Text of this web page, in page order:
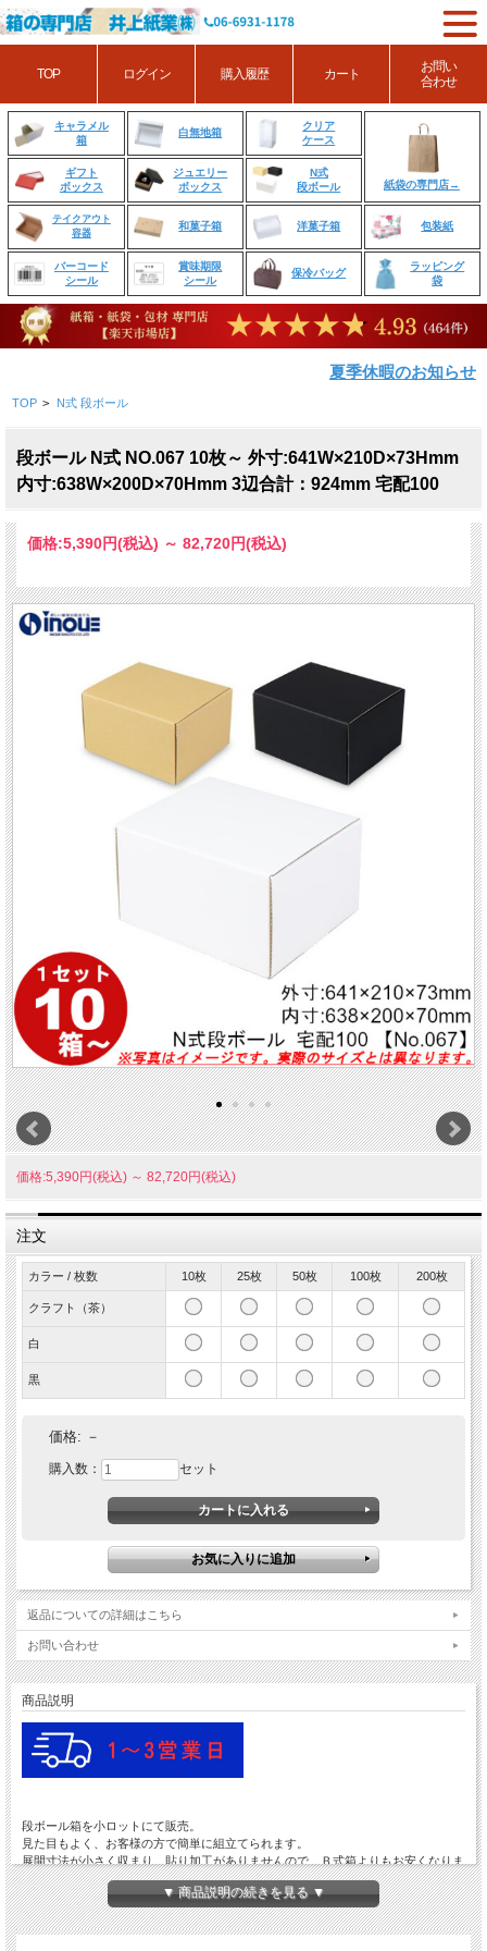
キャラメル
箱
白無地箱
クリア
ケース
紙袋の専門店→
ギフト
ボックス
ジュエリー
ボックス
N式
段ボール
テイクアウト
容器
和菓子箱 洋菓子箱 包装紙
バーコード
シール
賞味期限
シール
保冷バッグ
ラッピング
袋
夏季休暇のお知らせ
TOP > N式 段ボール
段ボール N式 NO.067 10枚～ 外寸:641W×210D×73Hmm
内寸:638W×200D×70Hmm 3辺合計：924mm 宅配100
価格:5,390円(税込) ～ 82,720円(税込)
価格:5,390円(税込) ～ 82,720円(税込)
注文
カラー / 枚数 10枚 25枚 50枚 100枚 200枚
クラフト（茶）
白
黒
価格: －
購入数： セット
返品についての詳細はこちら
お問い合わせ
商品説明
段ボール箱を小ロットにて販売。
見た目もよく、お客様の方で簡単に組立てられます。
展開寸法が小さく収まり、貼り加工がありませんので、Ｂ式箱よりもお安くなりま
す。
文書整理箱や発送ケースなどに多く用いられます。
また、見た目がいいためギフトボックスにも多く用いられます。
下の表からお選びください。
▼ 商品説明の続きを見る ▼
TOP ログイン 購入履歴 カート
お問い
合わせ